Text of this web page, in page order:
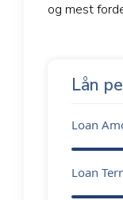
og mest
Lån
Loan
Loan